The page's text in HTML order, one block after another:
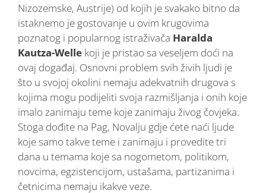
Nizozemske, Austrije) od kojih je svakako bitno da
istaknemo je gostovanje u ovim krugovima
poznatog i popularnog istraživača Haralda
Kautza-Welle koji je pristao sa veseljem doći na
ovaj događaj. Osnovni problem svih živih ljudi je
što u svojoj okolini nemaju adekvatnih drugova s
kojima mogu podijeliti svoja razmišljanja i onih koje
imalo zanimaju teme koje zanimaju živog čovjeka.
Stoga dođite na Pag, Novalju gdje ćete naći ljude
koje samo takve teme i zanimaju i provedite tri
dana u temama koje sa nogometom, politikom,
novcima, egzistencijom, ustašama, partizanima i
četnicima nemaju ikakve veze.